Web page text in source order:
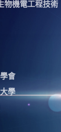
會
學
物機電工程技術